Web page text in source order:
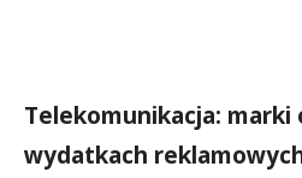
Telekomunikacja: marki
wydatkach